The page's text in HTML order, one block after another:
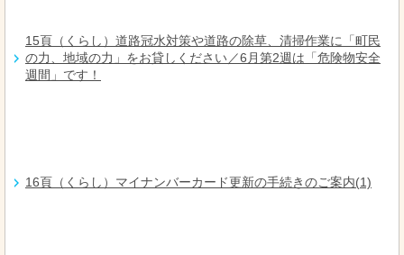
15頁（くらし）道路冠水対策や道路の除草、清掃作業に「町民
の力、地域の力」をお貸しください／6月第2週は「危険物安全
週間」です！
16頁（くらし）マイナンバーカード更新の手続きのご案内(1)